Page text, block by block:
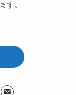
す。